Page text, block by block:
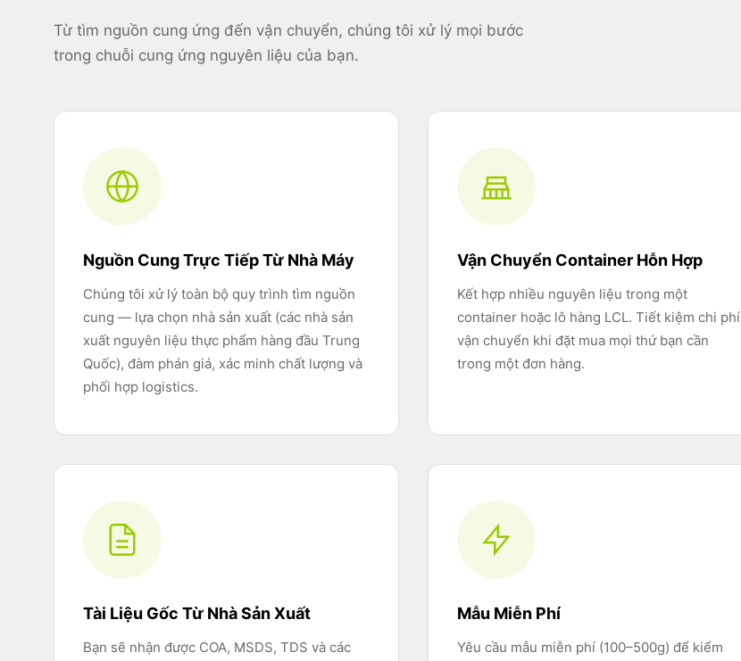
Phẩm màu thực phẩm 62
Protein
Rau khô
Sản phẩm chủ lực khác 36
Thực phẩm bổ sung 23
Tinh bột và Đường 27
Từ tìm nguồn cung ứng đến vận chuyển, chúng tôi xử lý mọi bước
trong chuỗi cung ứng nguyên liệu của bạn.
Nguồn Cung Trực Tiếp Từ Nhà Máy
Chúng tôi xử lý toàn bộ quy trình tìm nguồn
cung — lựa chọn nhà sản xuất (các nhà sản
xuất nguyên liệu thực phẩm hàng đầu Trung
Quốc), đàm phán giá, xác minh chất lượng và
phối hợp logistics.
Vận Chuyển Container Hỗn Hợp
Kết hợp nhiều nguyên liệu trong một
container hoặc lô hàng LCL. Tiết kiệm chi phí
vận chuyển khi đặt mua mọi thứ bạn cần
trong một đơn hàng.
Tài Liệu Gốc Từ Nhà Sản Xuất
Bạn sẽ nhận được COA, MSDS, TDS và các
Mẫu Miễn Phí
Yêu cầu mẫu miễn phí (100–500g) để kiểm